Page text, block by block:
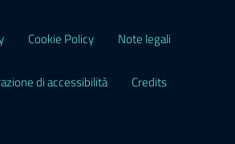
Cookie Policy Note legali
di accessibilità Credits